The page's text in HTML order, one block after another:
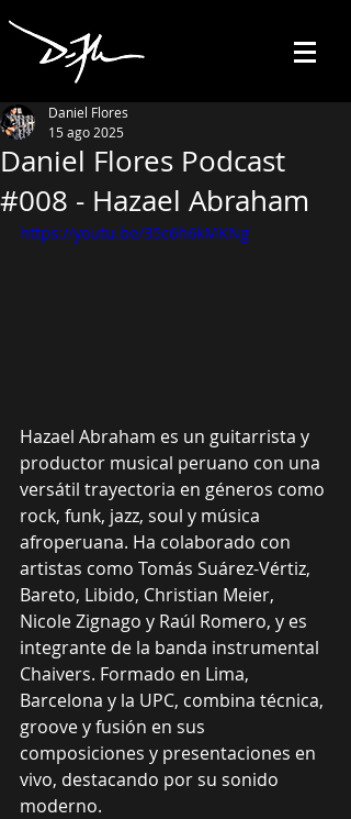
Daniel Flores Podcast
#008 - Hazael Abraham
Daniel Flores
15 ago 2025
https://youtu.be/35c6h6kMKNg
Hazael Abraham es un guitarrista y
productor musical peruano con una
versátil trayectoria en géneros como
rock, funk, jazz, soul y música
afroperuana. Ha colaborado con
artistas como Tomás Suárez-Vértiz,
Bareto, Libido, Christian Meier,
Nicole Zignago y Raúl Romero, y es
integrante de la banda instrumental
Chaivers. Formado en Lima,
Barcelona y la UPC, combina técnica,
groove y fusión en sus
composiciones y presentaciones en
vivo, destacando por su sonido
moderno.